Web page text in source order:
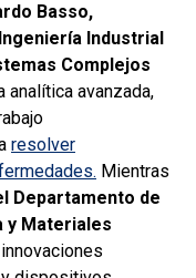
Basso,
Industrial
Complejos
analítica avanzada,
resolver
Mientras
Departamento de
y Materiales